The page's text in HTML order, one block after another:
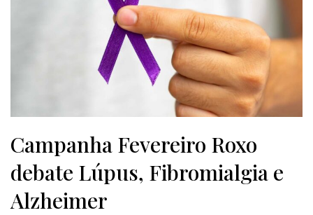
Campanha Fevereiro Roxo
debate Lúpus, Fibromialgia e
Alzheimer